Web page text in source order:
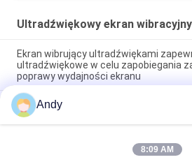
Ultradźwiękowy ekran wibracyjny
Ekran wibrujący ultradźwiękami
ultradźwiękowe w celu zapobiegania
poprawy wydajności ekranu
Ekran wibrujący ultradźwiękowy do
cząstek i rozwiązań do przesiewania
zastosowaniach przemysłowych
Drobna przesiewarka do cząstek
Andy
8:09 AM